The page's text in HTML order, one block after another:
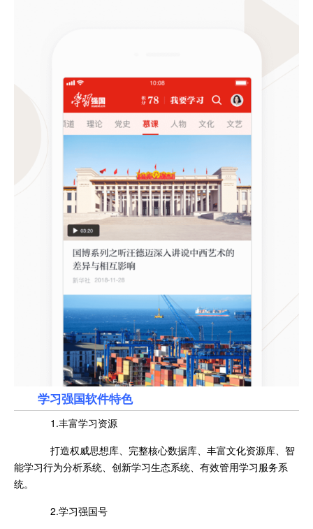
学习强国软件特色
1.丰富学习资源
打造权威思想库、完整核心数据库、丰富文化资源库、智
能学习行为分析系统、创新学习生态系统、有效管用学习服务系
统。
2.学习强国号